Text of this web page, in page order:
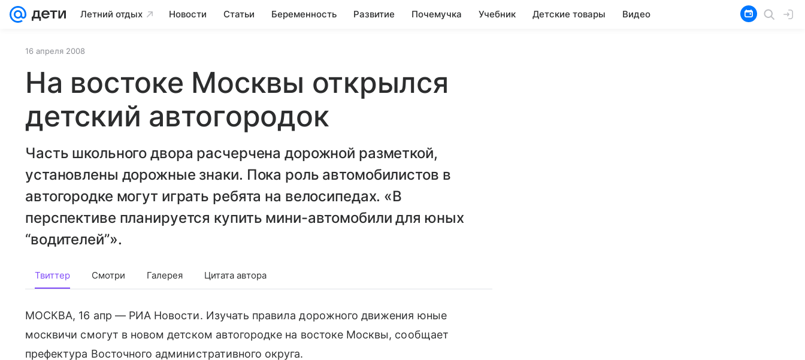
Летний отдых Новости Статьи Беременность Развитие Почемучка Учебник Детские товары Видео
16 апреля 2008
На востоке Москвы открылся
детский автогородок
Часть школьного двора расчерчена дорожной разметкой,
установлены дорожные знаки. Пока роль автомобилистов в
автогородке могут играть ребята на велосипедах. «В
перспективе планируется купить мини-автомобили для юных
“водителей”».
Твиттер Смотри Галерея Цитата автора
МОСКВА, 16 апр — РИА Новости. Изучать правила дорожного движения юные
москвичи смогут в новом детском автогородке на востоке Москвы, сообщает
префектура Восточного административного округа.